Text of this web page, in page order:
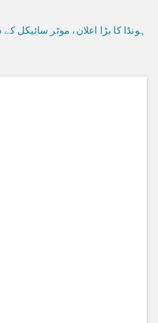
ہونڈا کا بڑا اعلان، موٹر سائیکل